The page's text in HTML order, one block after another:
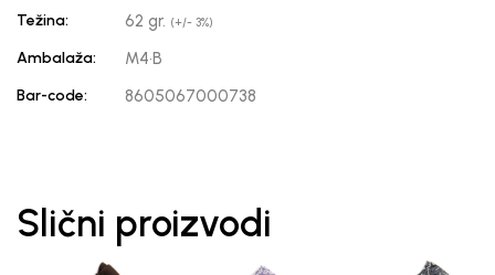
Težina: 62 gr. (+/- 3%)
Ambalaža: M4·B
Bar-code: 8605067000738
Slični proizvodi